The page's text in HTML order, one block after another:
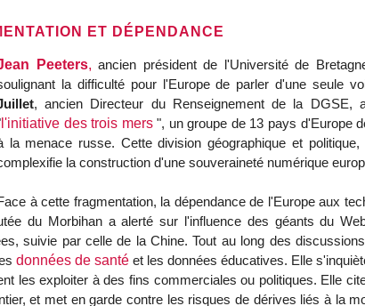
ET DÉPENDANCE
Peeters, ancien président de l'Université de
la difficulté pour l'Europe de parler d'une seule
, ancien Directeur du Renseignement de la DGSE,
l'initiative des trois mers", un groupe de 13 pays d'Europe
la menace russe. Cette division géographique et
la construction d'une souveraineté numérique
à cette fragmentation, la dépendance de l'Europe aux
du Morbihan a alerté sur l'influence des géants du
suivie par celle de la Chine.Tout au long des
données de santé et les données éducatives. Elle
les exploiter à des fins commerciales ou politiques. Elle
et met en garde contre les risques de dérives liés à la